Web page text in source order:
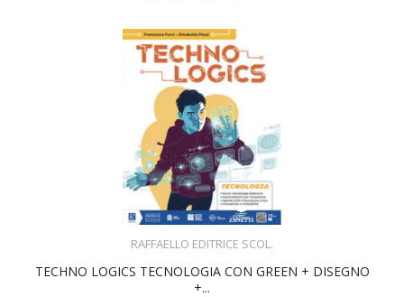
RAFFAELLO EDITRICE SCOL.
TECHNO LOGICS TECNOLOGIA CON GREEN + DISEGNO
+...